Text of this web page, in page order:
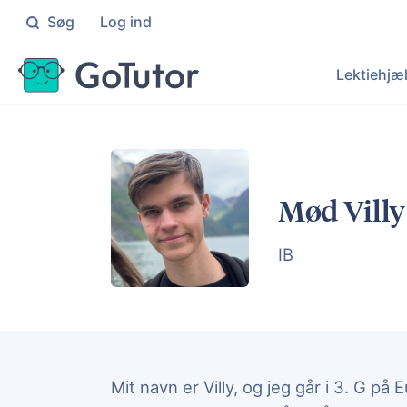
Søg Log ind
Målrettet hjælp til elever på
Få
Mød Villy
IB
Mit navn er Villy, og jeg går i 3. G på